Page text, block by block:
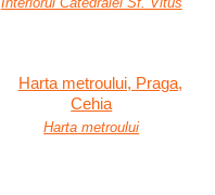
Harta metroului